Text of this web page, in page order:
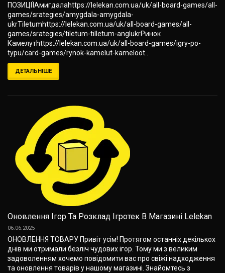
ПОЗИЦІЇАмигдалаhttps://lelekan.com.ua/uk/all-board-games/all-
games/srategies/amygdala-amygdala-
ukrTiletumhttps://lelekan.com.ua/uk/all-board-games/all-
games/srategies/tiletum-tilletum-anglukrРинок
Камелутhttps://lelekan.com.ua/uk/all-board-games/igry-po-
typu/card-games/rynok-kamelut-kameloot..
ДЕТАЛЬНІШЕ
Оновлення Ігор Та Розклад Ігротек В Магазині Lelekan
06.06.2025
ОНОВЛЕННЯ ТОВАРУ Привіт усім! Протягом останніх декількох
днів ми отримали безліч чудових ігор. Тому ми з великим
задоволенням хочемо повідомити вас про свіжі надходження
та оновлення товарів у нашому магазині. Знайомтесь з